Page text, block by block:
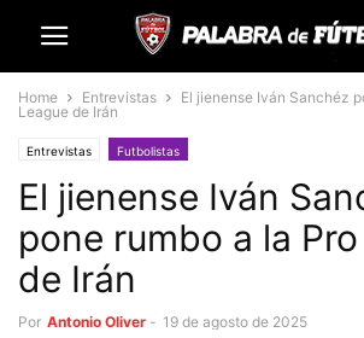
Home Entrevistas
El jienense Iván Sanchéz
League de Irán
Entrevistas Futbolistas
El jienense Iván
pone rumbo a la
de Irán
Por Antonio Oliver - 19 de agosto de 2025